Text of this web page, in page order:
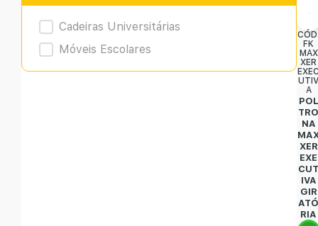
Product Archive
Cadeiras Universitárias
Móveis Escolares
FK
MAX
XER
A
POL
NA
XER
EXE
IVA
GIR
RIA